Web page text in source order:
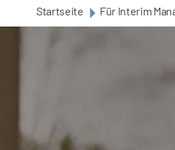
Startseite Für Interim